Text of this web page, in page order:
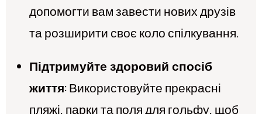
допомогти вам завести нових друзів
та розширити своє коло спілкування.
Підтримуйте здоровий спосіб
життя:Використовуйте прекрасні
пляжі, парки та поля для гольфу, щоб